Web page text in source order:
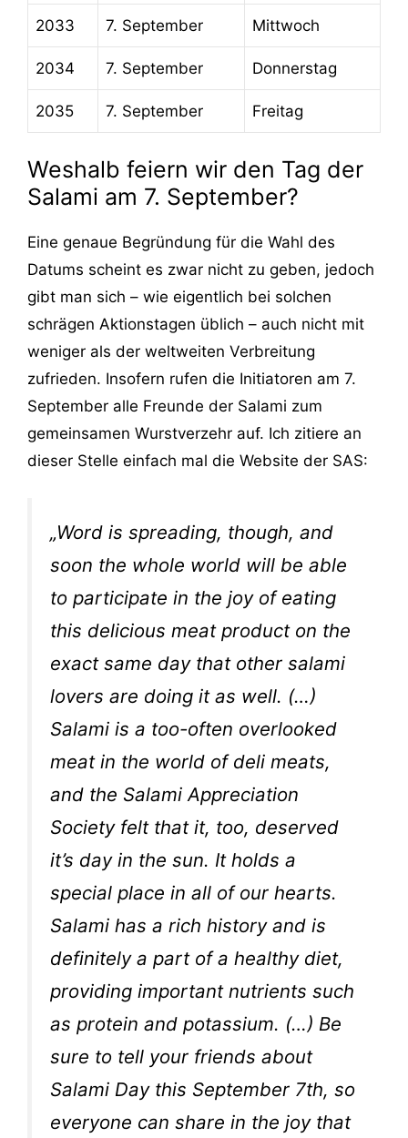
2033 7. September Mittwoch
2034 7. September Donnerstag
2035 7. September Freitag
Weshalb feiern wir den Tag der
Salami am 7. September?
Eine genaue Begründung für die Wahl des
Datums scheint es zwar nicht zu geben, jedoch
gibt man sich – wie eigentlich bei solchen
schrägen Aktionstagen üblich – auch nicht mit
weniger als der weltweiten Verbreitung
zufrieden. Insofern rufen die Initiatoren am 7.
September alle Freunde der Salami zum
gemeinsamen Wurstverzehr auf. Ich zitiere an
dieser Stelle einfach mal die Website der SAS:
„Word is spreading, though, and
soon the whole world will be able
to participate in the joy of eating
this delicious meat product on the
exact same day that other salami
lovers are doing it as well. (…)
Salami is a too-often overlooked
meat in the world of deli meats,
and the Salami Appreciation
Society felt that it, too, deserved
it’s day in the sun. It holds a
special place in all of our hearts.
Salami has a rich history and is
definitely a part of a healthy diet,
providing important nutrients such
as protein and potassium. (…) Be
sure to tell your friends about
Salami Day this September 7th, so
everyone can share in the joy that